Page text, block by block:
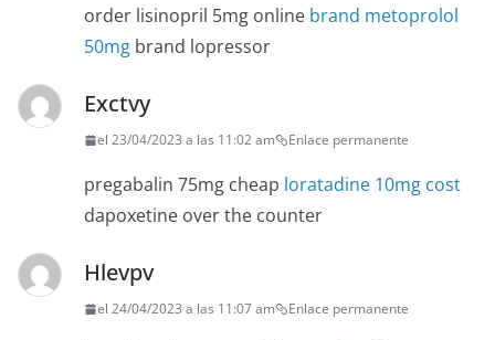
order lisinopril 5mg online brand metoprolol
50mg brand lopressor
Exctvy
el 23/04/2023 a las 11:02 am Enlace permanente
pregabalin 75mg cheap loratadine 10mg cost
dapoxetine over the counter
Hlevpv
el 24/04/2023 a las 11:07 am Enlace permanente